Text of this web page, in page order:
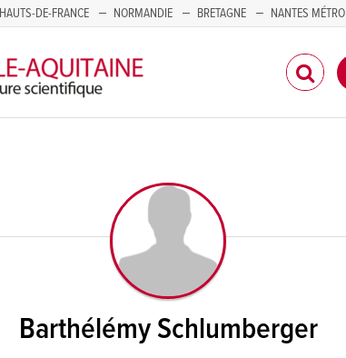
HAUTS-DE-FRANCE NORMANDIE BRETAGNE NANTES MÉTRO
Barthélémy Schlumberger